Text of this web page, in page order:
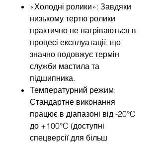
«Холодні ролики»: Завдяки
низькому тертю ролики
практично не нагріваються в
процесі експлуатації, що
значно подовжує термін
служби мастила та
підшипника.
Температурний режим:
Стандартне виконання
працює в діапазоні від -20°C
до +100°C (доступні
спецверсії для більш